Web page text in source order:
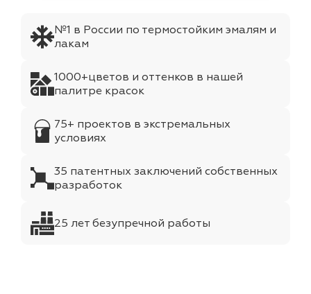
№1 в России по термостойким эмалям и
лакам
1000+цветов и оттенков в нашей
палитре красок
75+ проектов в экстремальных
условиях
35 патентных заключений собственных
разработок
25 лет безупречной работы